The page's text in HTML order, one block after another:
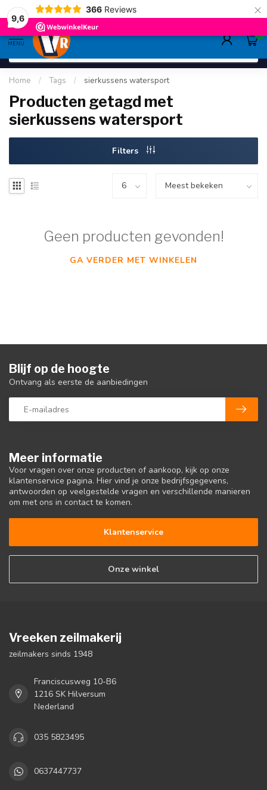
9,6
366 Reviews ×
gratis verzending>80,-
MENU
0
Home / Tags / sierkussens watersport
Producten getagd met
sierkussens watersport
Filters
Geen producten gevonden!
GA VERDER MET WINKELEN
Meer informatie
Voor vragen over onze producten of aankoop, kijk op onze
klantenservice pagina. Hier vind je onze bedrijfsgegevens,
antwoorden op veelgestelde vragen en verschillende manieren
om met ons in contact te komen.
Klantenservice
Onze winkel
Blijf op de hoogte
Ontvang als eerste de aanbiedingen
Vreeken zeilmakerij
zeilmakers sinds 1948
Franciscusweg 10-B6
1216 SK Hilversum
Nederland
035 5823495
0637447737